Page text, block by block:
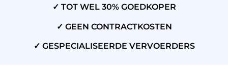
✓ TOT WEL 30% GOEDKOPER
✓ GEEN CONTRACTKOSTEN
✓ GESPECIALISEERDE VERVOERDERS